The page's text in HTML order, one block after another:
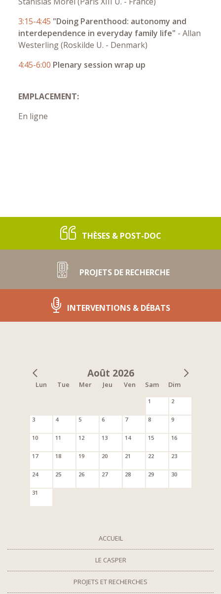
3:15-4:45 "Doing Parenthood: autonomy and
interdependence in everyday family life" -Allan
Westerling (Roskilde U. - Denmark)
4:45-6:00 Plenary session wrap up
EMPLACEMENT:
En ligne
THÈSES & POST-DOC
PROJETS DE RECHERCHE
INTERVENTIONS & DÉBATS
Août 2026
Lun Tue Mer Jeu Ven Sam Dim
1 2
3 4 5 6 7 8 9
10 11 12 13 14 15 16
17 18 19 20 21 22 23
24 25 26 27 28 29 30
31
ACCUEIL
LE CASPER
PROJETS ET RECHERCHES